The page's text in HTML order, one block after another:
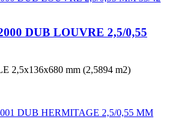
DUB LOUVRE 2,5/0,55
2,5x136x680 mm (2,5894 m2)